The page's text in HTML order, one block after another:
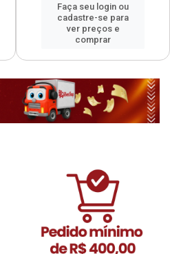
Faça seu login ou
cadastre-se para
ver preços e
comprar